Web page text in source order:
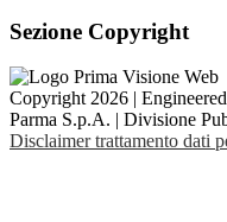
Sezione Copyright
Copyright 2026 |
Parma S.p.A. | Divisione
Disclaimer trattamento dati